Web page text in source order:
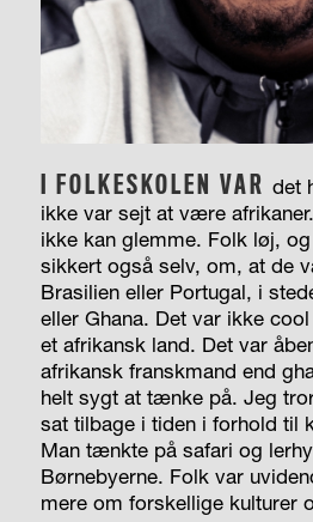
I FOLKESKOLEN VAR det
ikke var sejt at være
ikke kan glemme. Folk løj,
sikkert også selv, om, at de
Brasilien eller Portugal, i
eller Ghana. Det var ikke
et afrikansk land. Det var
afrikansk franskmand end
helt sygt at tænke på. Jeg
sat tilbage i tiden i forhold til
Man tænkte på safari og
Børnebyerne. Folk var
mere om forskellige kulturer